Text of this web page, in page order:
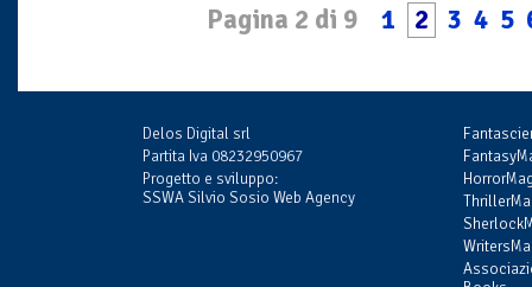
Pagina 2 di 9 1 2 3 4 5
Delos Digital srl
Partita Iva 08232950967
Progetto e sviluppo:
SSWA Silvio Sosio Web Agency